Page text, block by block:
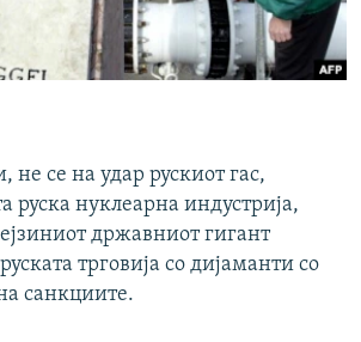
не се на удар рускиот гас,
руска нуклеарна индустрија,
државниот гигант
трговија со дијаманти со
санкциите.